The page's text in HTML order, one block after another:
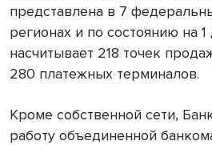
представлена в 7
регионах и по состоянию на
насчитывает 218 точек
280 платежных терминалов.
Кроме собственной сети,
работу объединенной